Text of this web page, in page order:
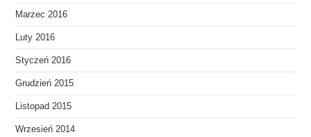
Marzec 2016
Luty 2016
Styczeń 2016
Grudzień 2015
Listopad 2015
Wrzesień 2014